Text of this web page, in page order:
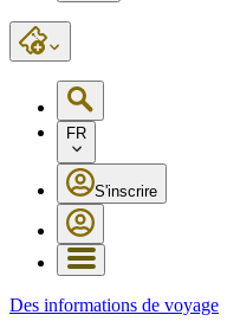
FR
S'inscrire
Des informations de voyage